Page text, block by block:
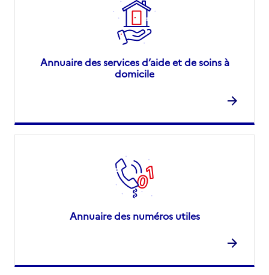
Annuaire des services d’aide et de soins à
domicile
Annuaire des numéros utiles